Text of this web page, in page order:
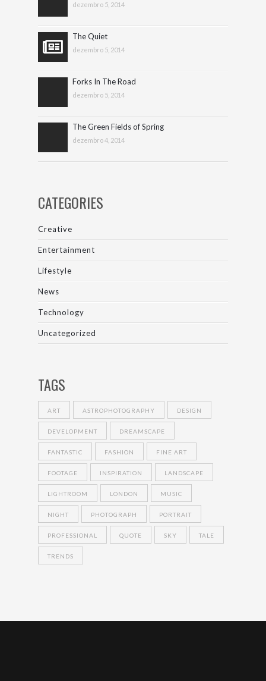
dezembro 5, 2014
The Quiet
dezembro 5, 2014
Forks In The Road
dezembro 5, 2014
The Green Fields of Spring
dezembro 4, 2014
CATEGORIES
Creative
Entertainment
Lifestyle
News
Technology
Uncategorized
TAGS
ART ASTROPHOTOGRAPHY DESIGN
DEVELOPMENT DREAMSCAPE
FANTASTIC FASHION FINE ART
FOOTAGE INSPIRATION LANDSCAPE
LIGHTROOM LONDON MUSIC
NIGHT PHOTOGRAPH PORTRAIT
PROFESSIONAL QUOTE SKY TALE
TRENDS